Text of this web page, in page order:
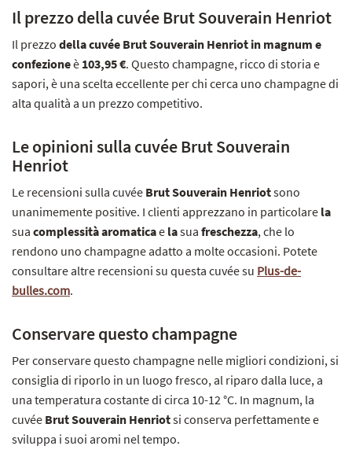
Il prezzo della cuvée Brut Souverain Henriot
Il prezzo della cuvée Brut Souverain Henriot in magnum e
confezioneè 103,95 €. Questo champagne, ricco di storia e
sapori, è una scelta eccellente per chi cerca uno champagne di
alta qualità a un prezzo competitivo.
Le opinioni sulla cuvée Brut Souverain
Henriot
Le recensioni sulla cuvée Brut Souverain Henriotsono
unanimemente positive. I clienti apprezzano in particolare la
sua complessità aromaticae lasua freschezza, che lo
rendono uno champagne adatto a molte occasioni. Potete
consultare altre recensioni su questa cuvée su Plus-de-
bulles.com.
Conservare questo champagne
Per conservare questo champagne nelle migliori condizioni, si
consiglia di riporlo in un luogo fresco, al riparo dalla luce, a
una temperatura costante di circa 10-12 °C. In magnum, la
cuvée Brut Souverain Henriotsi conserva perfettamente e
sviluppa i suoi aromi nel tempo.